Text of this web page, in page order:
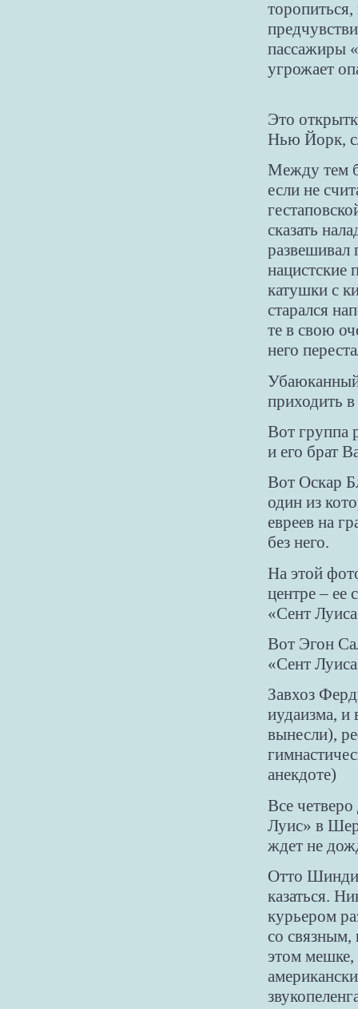
пассажиры
угрожает
Это
Нью Йорк,
Между тем
если не
сказать
развешивал
нацистские
катушки с
старался
те в свою
него
Убаюканный
приходить
Вот группа
и его брат
Вот Оскар
один из
евреев на
без него.
На этой
центре – ее
«Сент
Вот Эгон
«Сент
Завхоз
иудаизма, и
вынесли),
анекдоте)
Все
Луис» в
ждет не
Отто
казаться.
курьером
со связным,
этом мешке,